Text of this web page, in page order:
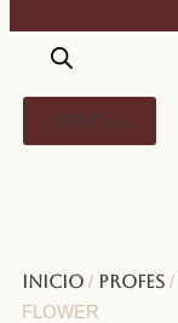
0,00 € 0
Inicio / Profes /
FLOWER